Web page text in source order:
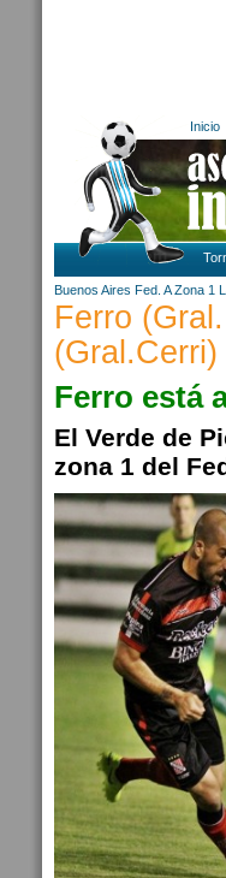
Inicio
Buenos Aires Fed. A Zona 1
Ferro
(Gral.Cerri)
Ferro está
El Verde de
zona 1 del